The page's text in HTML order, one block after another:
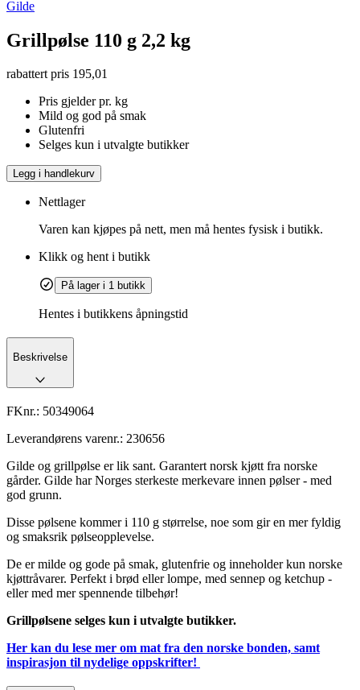
Gilde
Grillpølse 110 g 2,2 kg
rabattert pris 195,01
Pris gjelder pr. kg
Mild og god på smak
Glutenfri
Selges kun i utvalgte butikker
Legg i handlekurv
Nettlager
Varen kan kjøpes på nett, men må hentes fysisk i butikk.
Klikk og hent i butikk
På lager i 1 butikk
Hentes i butikkens åpningstid
Beskrivelse
FKnr.: 50349064
Leverandørens varenr.: 230656
Gilde og grillpølse er lik sant. Garantert norsk kjøtt fra norske
gårder. Gilde har Norges sterkeste merkevare innen pølser - med
god grunn.
Disse pølsene kommer i 110 g størrelse, noe som gir en mer fyldig
og smaksrik pølseopplevelse.
De er milde og gode på smak, glutenfrie og inneholder kun norske
kjøttråvarer. Perfekt i brød eller lompe, med sennep og ketchup -
eller med mer spennende tilbehør!
Grillpølsene selges kun i utvalgte butikker.
Her kan du lese mer om mat fra den norske bonden, samt
inspirasjon til nydelige oppskrifter!